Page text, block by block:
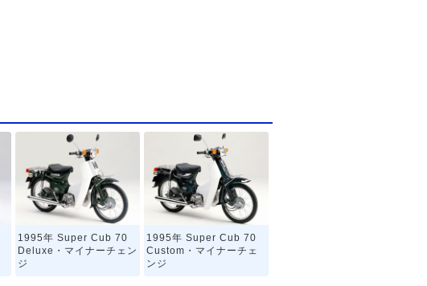
1995年 Super Cub 70
Deluxe・マイナーチェン
ジ
1995年 Super Cub 70
Custom・マイナーチェ
ンジ